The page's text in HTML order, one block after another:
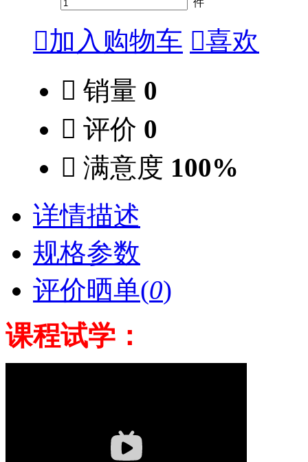
件
加入购物车 喜欢
 销量 0
 评价 0
 满意度 100%
详情描述
规格参数
评价晒单(0)
课程试学：